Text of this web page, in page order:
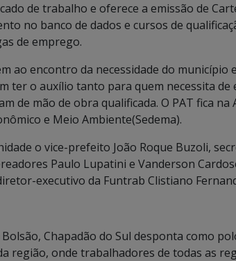
de trabalho e oferece a emissão de
no banco de dados e cursos de
de emprego.
ao encontro da necessidade do município
ter o auxílio tanto para quem necessita
de mão de obra qualificada. O PAT fica na
e Meio Ambiente(Sedema).
o vice-prefeito João Roque Buzoli,
Paulo Lupatini e Vanderson
executivo da Funtrab Clistiano
Chapadão do Sul desponta como
região, onde trabalhadores de todas as